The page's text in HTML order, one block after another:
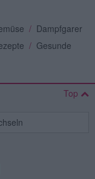
/ Dampfgarer
/ Gesunde
Top